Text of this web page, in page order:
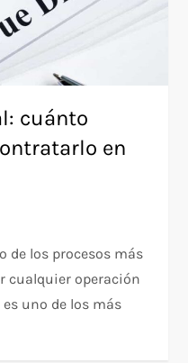
cuánto
en
de los procesos más
cualquier operación
uno de los más